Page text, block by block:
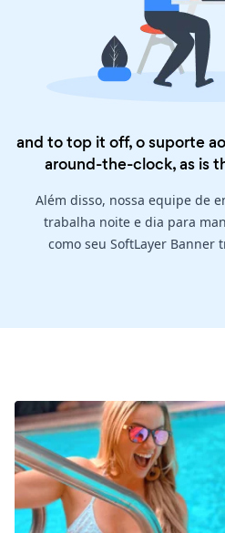
and to top it off, o suporte
around-the-clock, as is
Além disso, nossa equipe de
trabalha noite e dia para
como seu SoftLayer Banner